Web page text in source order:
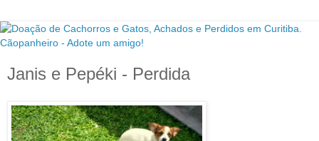
Janis e Pepéki - Perdida